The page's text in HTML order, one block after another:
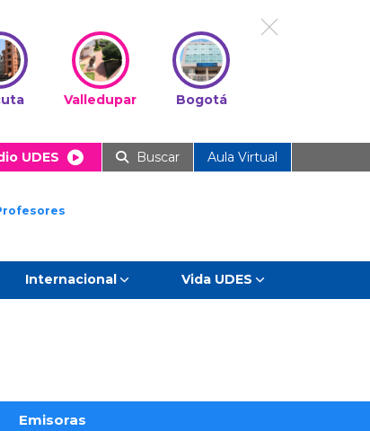
Valledupar Bogotá
UDES Buscar Aula Virtual
Internacional Vida UDES
Emisoras